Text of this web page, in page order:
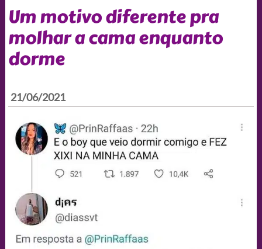
Um motivo diferente pra
molhar a cama enquanto
dorme
21/06/2021